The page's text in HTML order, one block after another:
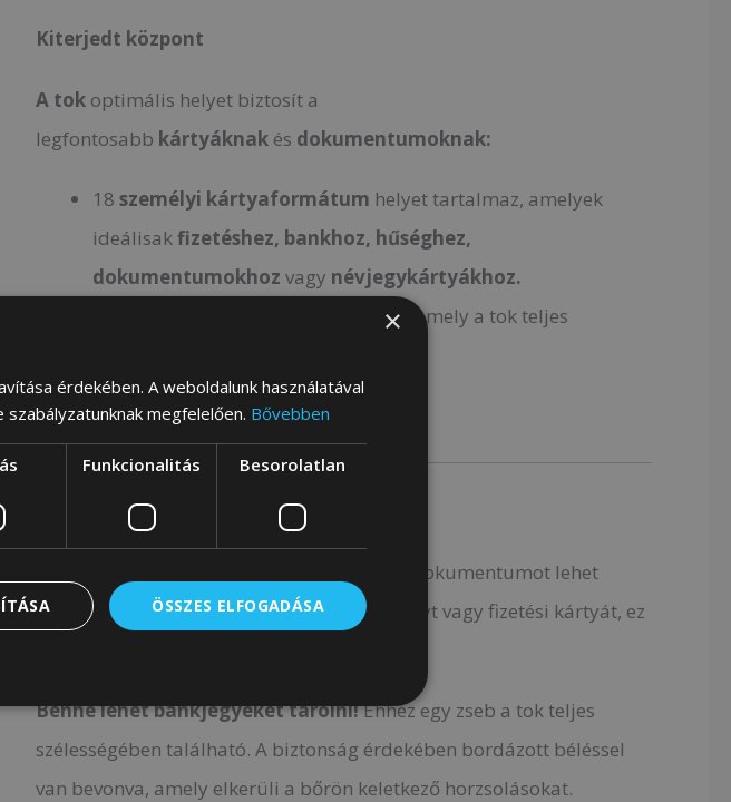
Kiterjedt központ
A tok optimális helyet biztosít a
legfontosabb kártyáknak és dokumentumoknak:
18személyi kártyaformátum helyet tartalmaz, amelyek
ideálisakfizetéshez, bankhoz, hűséghez,
dokumentumokhoz vagy névjegykártyákhoz.
bankjegy-zseb is,
amely a tok teljes
Pénz szekció
A tüzön nemcsak hogy rengeteg kártyát és dokumentumot lehet
tárolni normál méretben, például igazolványt vagy fizetési kártyát, ez
Benne lehet bankjegyeket tárolni!Ehhez egy zseb a tok teljes
szélességében található. A biztonság érdekében bordázott béléssel
van bevonva, amely elkerüli a bőrön keletkező horzsolásokat.
×
érdekében. A weboldalunk használatával
megfelelően. Bővebben
Funkcionalitás Besorolatlan
ÖSSZES ELFOGADÁSA